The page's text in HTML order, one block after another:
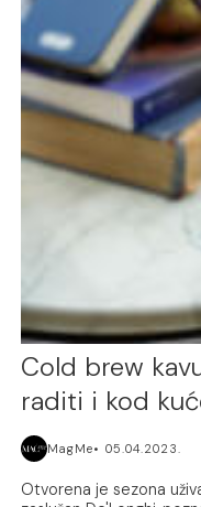
Cold brew
raditi i kod
MagMe 05.04.2023.
Otvorena je sezona